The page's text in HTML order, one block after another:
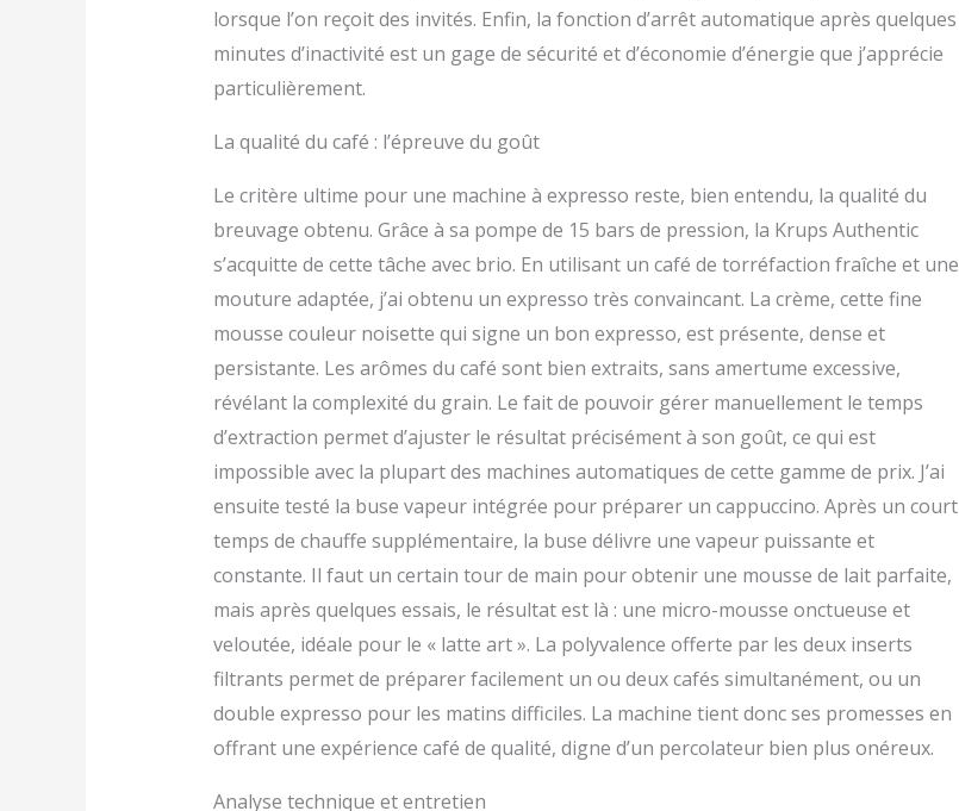
lorsque l’on reçoit des invités. Enfin, la fonction d’arrêt automatique après quelques
minutes d’inactivité est un gage de sécurité et d’économie d’énergie que j’apprécie
particulièrement.
La qualité du café : l’épreuve du goût
Le critère ultime pour une machine à expresso reste, bien entendu, la qualité du
breuvage obtenu. Grâce à sa pompe de 15 bars de pression, la Krups Authentic
s’acquitte de cette tâche avec brio. En utilisant un café de torréfaction fraîche et une
mouture adaptée, j’ai obtenu un expresso très convaincant. La crème, cette fine
mousse couleur noisette qui signe un bon expresso, est présente, dense et
persistante. Les arômes du café sont bien extraits, sans amertume excessive,
révélant la complexité du grain. Le fait de pouvoir gérer manuellement le temps
d’extraction permet d’ajuster le résultat précisément à son goût, ce qui est
impossible avec la plupart des machines automatiques de cette gamme de prix. J’ai
ensuite testé la buse vapeur intégrée pour préparer un cappuccino. Après un court
temps de chauffe supplémentaire, la buse délivre une vapeur puissante et
constante. Il faut un certain tour de main pour obtenir une mousse de lait parfaite,
mais après quelques essais, le résultat est là : une micro-mousse onctueuse et
veloutée, idéale pour le « latte art ». La polyvalence offerte par les deux inserts
filtrants permet de préparer facilement un ou deux cafés simultanément, ou un
double expresso pour les matins difficiles. La machine tient donc ses promesses en
offrant une expérience café de qualité, digne d’un percolateur bien plus onéreux.
Analyse technique et entretien